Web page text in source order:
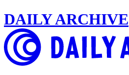
DAILY ARCHIVE